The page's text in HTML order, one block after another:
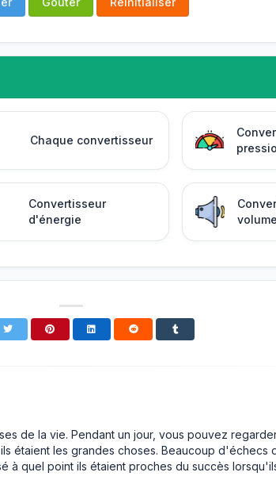
Chaque convertisseur
Convertisseur
d'énergie
volume
de la vie. Pendant un jour, vous pouvez
étaient les grandes choses. Beaucoup d'échecs
à quel point ils étaient proches du succès